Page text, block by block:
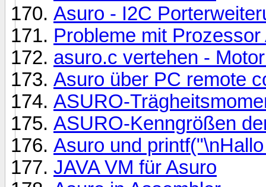
Asuro - I2C
Probleme mit
asuro.c vertehen -
Asuro über PC remote
ASURO-
ASURO-Kenngrößen
Asuro und
JAVA VM für Asuro